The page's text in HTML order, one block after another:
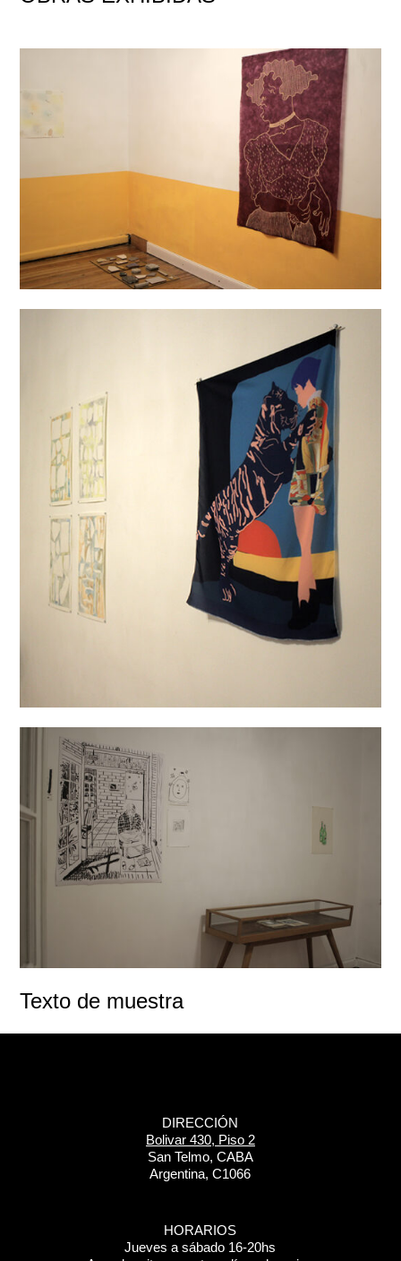
Texto de muestra
DIRECCIÓN
Bolivar 430, Piso 2
San Telmo, CABA
Argentina, C1066
HORARIOS
Jueves a sábado 16-20hs